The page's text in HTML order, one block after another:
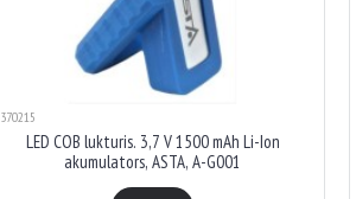
370215
LED COB lukturis. 3,7 V 1500 mAh Li-Ion
akumulators, ASTA, A-G001